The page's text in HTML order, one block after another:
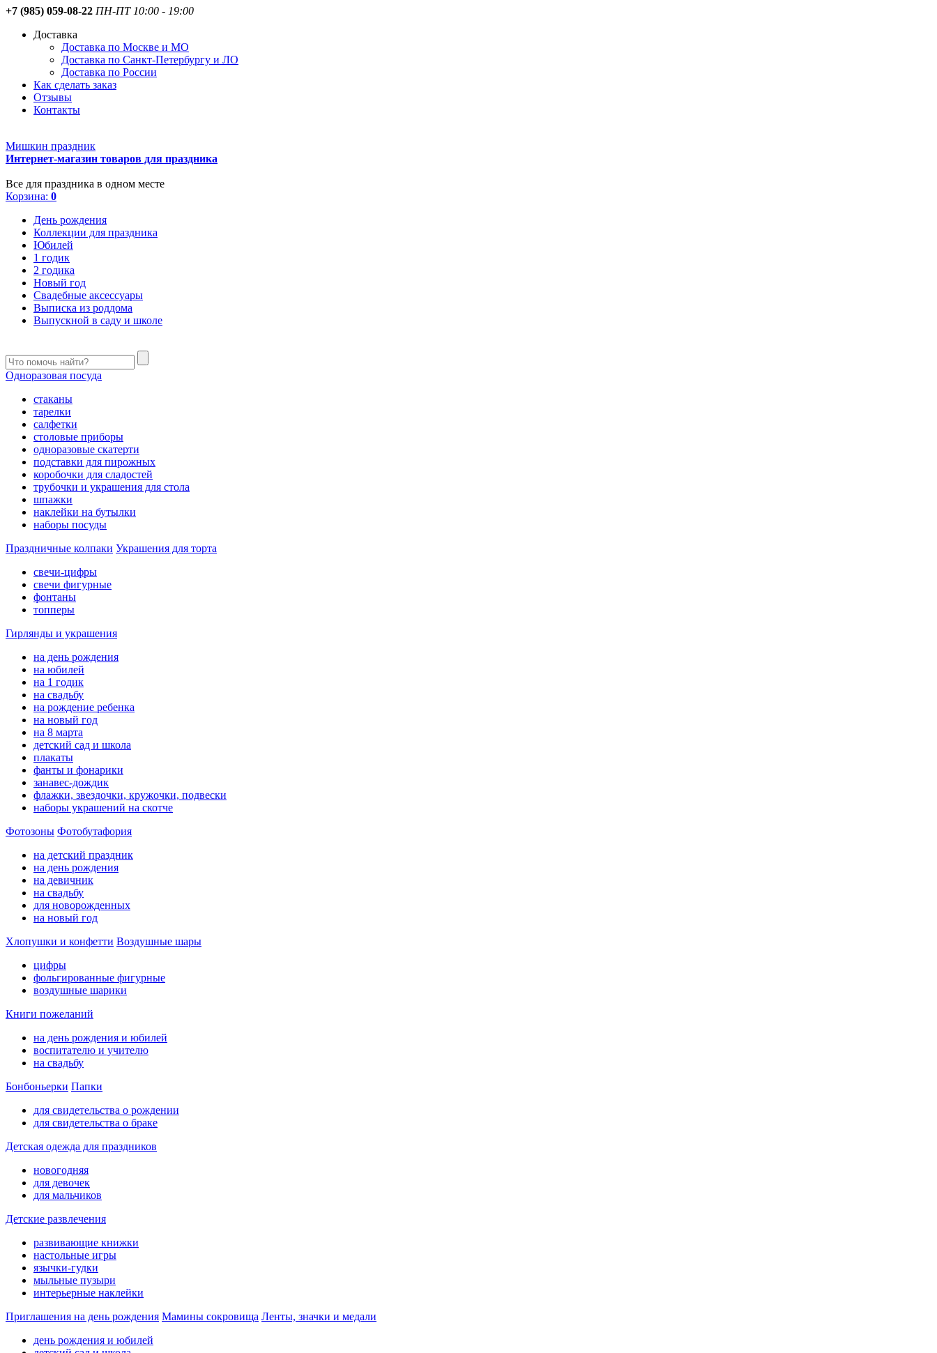
+7 (985) 059-08-22 ПН-ПТ 10:00 - 19:00
Доставка
Доставка по Москве и МО
Доставка по Санкт-Петербургу и ЛО
Доставка по России
Как сделать заказ
Отзывы
Контакты
Мишкин праздник
Интернет-магазин товаров для праздника
Все для праздника в одном месте
Корзина: 0
День рождения
Коллекции для праздника
Юбилей
1 годик
2 годика
Новый год
Свадебные аксессуары
Выписка из роддома
Выпускной в саду и школе
Одноразовая посуда
стаканы
тарелки
салфетки
столовые приборы
одноразовые скатерти
подставки для пирожных
коробочки для сладостей
трубочки и украшения для стола
шпажки
наклейки на бутылки
наборы посуды
Праздничные колпаки Украшения для торта
свечи-цифры
свечи фигурные
фонтаны
топперы
Гирлянды и украшения
на день рождения
на юбилей
на 1 годик
на свадьбу
на рождение ребенка
на новый год
на 8 марта
детский сад и школа
плакаты
фанты и фонарики
занавес-дождик
флажки, звездочки, кружочки, подвески
наборы украшений на скотче
Фотозоны Фотобутафория
на детский праздник
на день рождения
на девичник
на свадьбу
для новорожденных
на новый год
Хлопушки и конфетти Воздушные шары
цифры
фольгированные фигурные
воздушные шарики
Книги пожеланий
на день рождения и юбилей
воспитателю и учителю
на свадьбу
Бонбоньерки Папки
для свидетельства о рождении
для свидетельства о браке
Детская одежда для праздников
новогодняя
для девочек
для мальчиков
Детские развлечения
развивающие книжки
настольные игры
язычки-гудки
мыльные пузыри
интерьерные наклейки
Приглашения на день рождения Мамины сокровища Ленты, значки и медали
день рождения и юбилей